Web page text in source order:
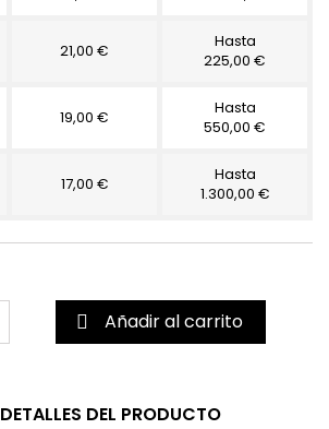
21,00 €
Hasta
225,00 €
19,00 €
Hasta
550,00 €
17,00 €
Hasta
1.300,00 €
 Añadir al carrito
DETALLES DEL PRODUCTO